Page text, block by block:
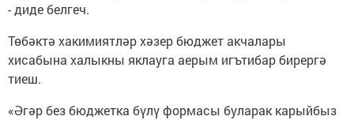
- диде белгеч.
Төбәктә хакимиятләр хәзер бюджет акчалары
хисабына халыкны яклауга аерым игътибар бирергә
тиеш.
«Әгәр без бюджетка бүлү формасы буларак карыйбыз